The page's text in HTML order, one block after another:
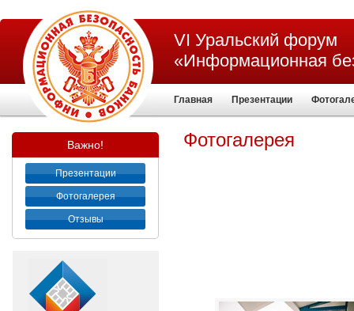
VI Уральский форум
«Информационная
Главная Презентации
Важно!
Презентации
Фотогалерея
Отзывы
Фотогалерея